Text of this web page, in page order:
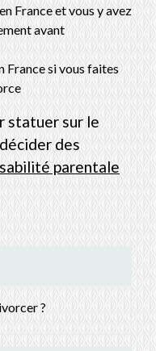
France et vous y avez
avant
France si vous faites
statuer sur le
des
parentale
?